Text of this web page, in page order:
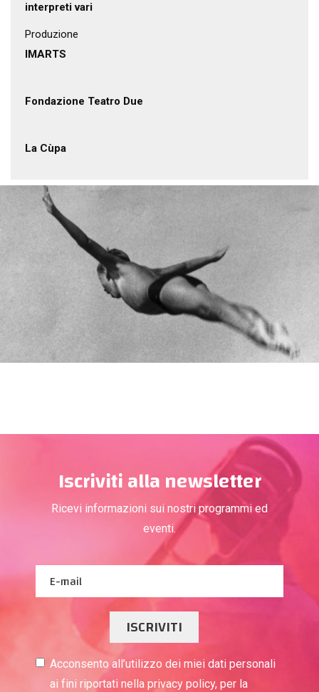
interpreti vari
Produzione
IMARTS
Fondazione Teatro Due
La Cùpa
Iscriviti alla newsletter
Ricevi informazioni sui nostri programmi ed
eventi.
ISCRIVITI
Acconsento all’utilizzo dei miei dati personali
ai fini riportati nella privacy policy, per la